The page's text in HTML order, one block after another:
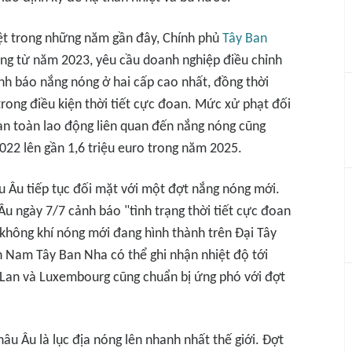
trong những năm gần đây, Chính phủ Tây Ban
từ năm 2023, yêu cầu doanh nghiệp điều chỉnh
báo nắng nóng ở hai cấp cao nhất, đồng thời
điều kiện thời tiết cực đoan. Mức xử phạt đối
toàn lao động liên quan đến nắng nóng cũng
lên gần 1,6 triệu euro trong năm 2025.
Âu tiếp tục đối mặt với một đợt nắng nóng mới.
ngày 7/7 cảnh báo "tình trạng thời tiết cực đoan
khí nóng mới đang hình thành trên Đại Tây
Tây Ban Nha có thể ghi nhận nhiệt độ tới
và Luxembourg cũng chuẩn bị ứng phó với đợt
Âu là lục địa nóng lên nhanh nhất thế giới. Đợt